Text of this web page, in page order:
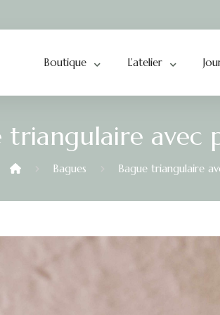
Boutique L’atelier
triangulaire avec
Bagues Bague triangulaire